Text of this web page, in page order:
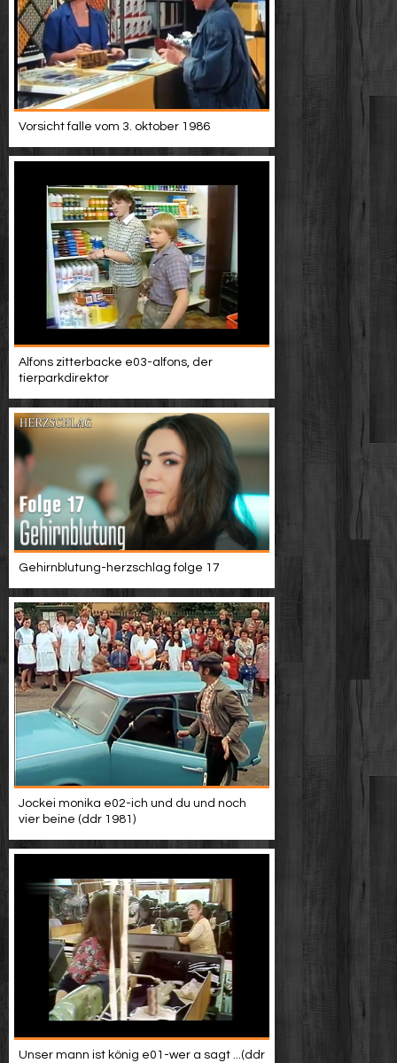
Vorsicht falle vom 3. oktober 1986
Alfons zitterbacke e03-alfons, der
tierparkdirektor
Gehirnblutung-herzschlag folge 17
Jockei monika e02-ich und du und noch
vier beine (ddr 1981)
Unser mann ist könig e01-wer a sagt ...(ddr